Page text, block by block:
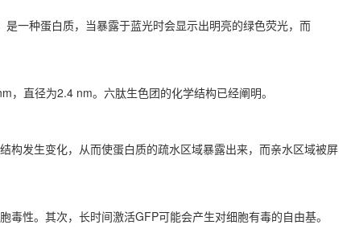
一种蛋白质，当暴露于蓝光时会显示出明亮的绿色荧光，而
直径为2.4 nm。六肽生色团的化学结构已经阐明。
构发生变化，从而使蛋白质的疏水区域暴露出来，而亲水区域被屏
性。其次，长时间激活GFP可能会产生对细胞有毒的自由基。